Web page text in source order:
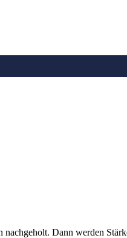
nachgeholt. Dann werden